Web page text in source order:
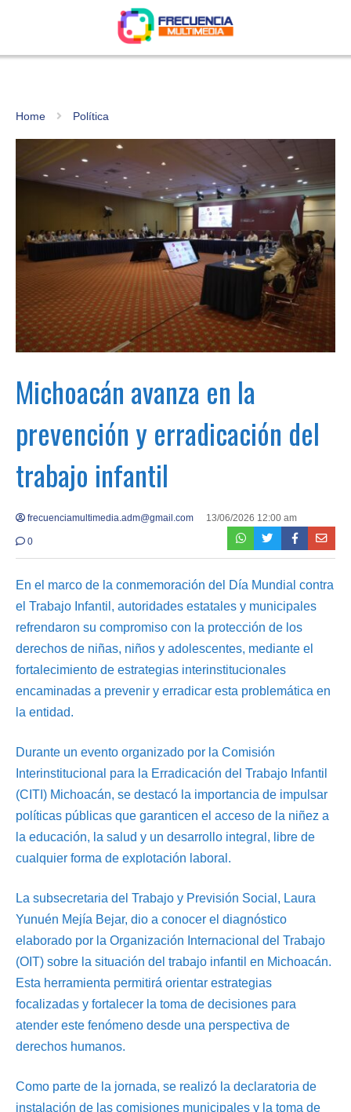
Home Política
Michoacán avanza en la
prevención y erradicación del
trabajo infantil
frecuenciamultimedia.adm@gmail.com 13/06/2026 12:00 am
0
En el marco de la conmemoración del Día Mundial contra
el Trabajo Infantil, autoridades estatales y municipales
refrendaron su compromiso con la protección de los
derechos de niñas, niños y adolescentes, mediante el
fortalecimiento de estrategias interinstitucionales
encaminadas a prevenir y erradicar esta problemática en
la entidad.
Durante un evento organizado por la Comisión
Interinstitucional para la Erradicación del Trabajo Infantil
(CITI) Michoacán, se destacó la importancia de impulsar
políticas públicas que garanticen el acceso de la niñez a
la educación, la salud y un desarrollo integral, libre de
cualquier forma de explotación laboral.
La subsecretaria del Trabajo y Previsión Social, Laura
Yunuén Mejía Bejar, dio a conocer el diagnóstico
elaborado por la Organización Internacional del Trabajo
(OIT) sobre la situación del trabajo infantil en Michoacán.
Esta herramienta permitirá orientar estrategias
focalizadas y fortalecer la toma de decisiones para
atender este fenómeno desde una perspectiva de
derechos humanos.
Como parte de la jornada, se realizó la declaratoria de
instalación de las comisiones municipales y la toma de